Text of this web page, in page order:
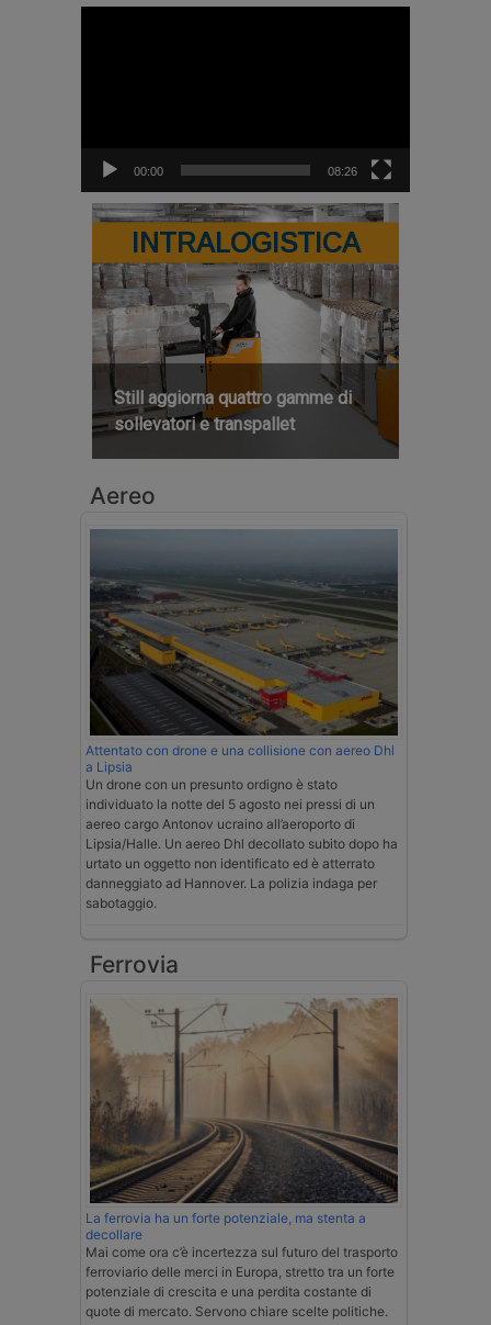
00:00 08:26
INTRALOGISTICA
Still aggiorna quattro gamme di
sollevatori e transpallet
Aereo
Attentato con drone e una collisione con aereo Dhl
a Lipsia
Un drone con un presunto ordigno è stato
individuato la notte del 5 agosto nei pressi di un
aereo cargo Antonov ucraino all’aeroporto di
Lipsia/Halle. Un aereo Dhl decollato subito dopo ha
urtato un oggetto non identificato ed è atterrato
danneggiato ad Hannover. La polizia indaga per
sabotaggio.
Ferrovia
La ferrovia ha un forte potenziale, ma stenta a
decollare
Mai come ora c’è incertezza sul futuro del trasporto
ferroviario delle merci in Europa, stretto tra un forte
potenziale di crescita e una perdita costante di
quote di mercato. Servono chiare scelte politiche.